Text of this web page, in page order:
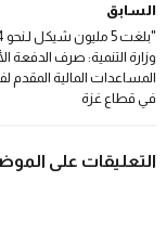
السابق
وزارة التنمية: صرف الدفعة
المساعدات المالية المقدم
في قطاع غزة
التعليقات على